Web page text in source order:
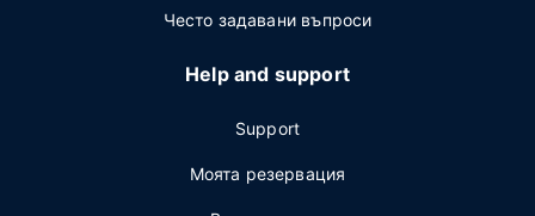
Често задавани въпроси
Help and support
Support
Моята резервация